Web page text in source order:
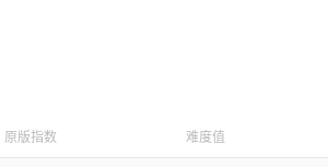
原版指数 难度值